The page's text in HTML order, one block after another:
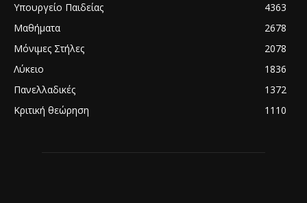
Υπουργείο Παιδείας
4363
Μαθήματα
2678
Μόνιμες Στήλες
2078
Λύκειο
1836
Πανελλαδικές
1372
Κριτική θεώρηση
1110